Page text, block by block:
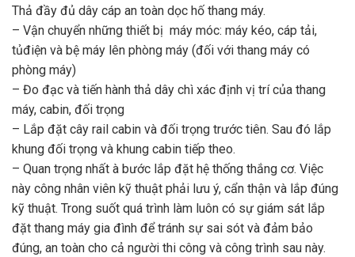
Thả đầy đủ dây cáp an toàn dọc hố thang máy.
– Vận chuyển những thiết bị máy móc: máy kéo, cáp tải,
tủđiện và bệ máy lên phòng máy (đối với thang máy có
phòng máy)
– Đo đạc và tiến hành thả dây chì xác định vị trí của thang
máy, cabin, đối trọng
– Lắp đặt cây rail cabin và đối trọng trước tiên. Sau đó lắp
khung đối trọng và khung cabin tiếp theo.
– Quan trọng nhất à bước lắp đặt hệ thống thắng cơ. Việc
này công nhân viên kỹ thuật phải lưu ý, cẩn thận và lắp đúng
kỹ thuật. Trong suốt quá trình làm luôn có sự giám sát lắp
đặt thang máy gia đình để tránh sự sai sót và đảm bảo
đúng, an toàn cho cả người thi công và công trình sau này.